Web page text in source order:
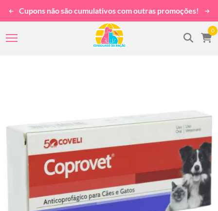
Cupons não são cumulativos com outras promoções!
0